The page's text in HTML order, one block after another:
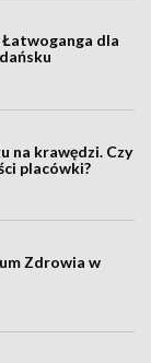
Łatwoganga dla
na krawędzi. Czy
placówki?
Zdrowia w